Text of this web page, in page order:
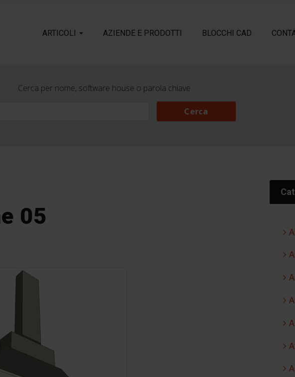
ARTICOLI AZIENDE E PRODOTTI BLOCCHI CAD
Cerca per nome, software house o parola chiave
Cerca
05